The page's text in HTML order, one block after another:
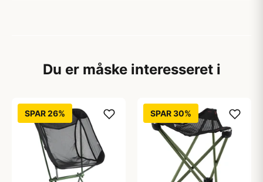
Du er måske interesseret i
SPAR 26% SPAR 30%